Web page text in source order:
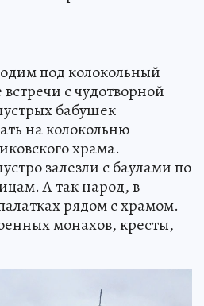
под колокольный
с чудотворной
бабушек
на колокольню
храма.
залезли с баулами по
А так народ, в
рядом с храмом.
монахов, кресты,